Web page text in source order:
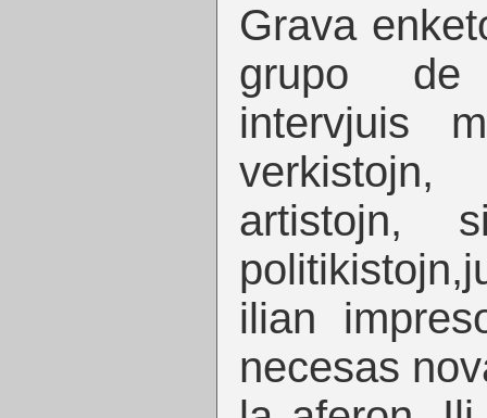
Grava
grupo de
intervjuis
artistojn,
ilian
necesas